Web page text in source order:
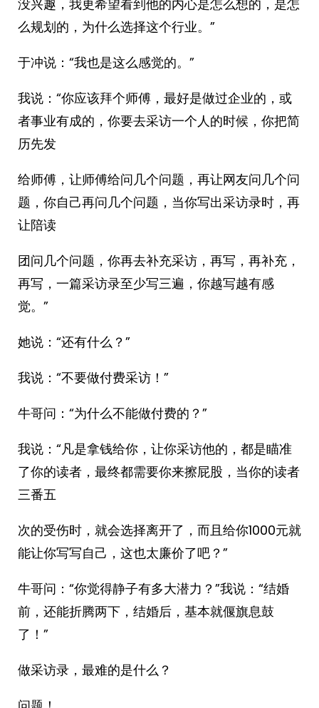
没兴趣，我更希望看到他的内心是怎么想的，是怎
么规划的，为什么选择这个行业。”
于冲说：“我也是这么感觉的。”
我说：“你应该拜个师傅，最好是做过企业的，或
者事业有成的，你要去采访一个人的时候，你把简
历先发
给师傅，让师傅给问几个问题，再让网友问几个问
题，你自己再问几个问题，当你写出采访录时，再
让陪读
团问几个问题，你再去补充采访，再写，再补充，
再写，一篇采访录至少写三遍，你越写越有感
觉。”
她说：“还有什么？”
我说：“不要做付费采访！”
牛哥问：“为什么不能做付费的？”
我说：“凡是拿钱给你，让你采访他的，都是瞄准
了你的读者，最终都需要你来擦屁股，当你的读者
三番五
次的受伤时，就会选择离开了，而且给你1000元就
能让你写写自己，这也太廉价了吧？”
牛哥问：“你觉得静子有多大潜力？”我说：“结婚
前，还能折腾两下，结婚后，基本就偃旗息鼓
了！”
做采访录，最难的是什么？